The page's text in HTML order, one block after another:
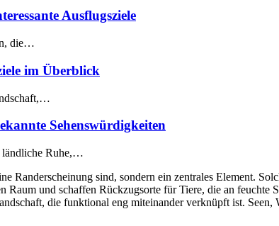
Ausflugsziele
die…
im Überblick
Sehenswürdigkeiten
ländliche Ruhe,…
Randerscheinung sind, sondern ein zentrales Element.
Raum und schaffen Rückzugsorte für Tiere, die an
die funktional eng miteinander verknüpft ist.